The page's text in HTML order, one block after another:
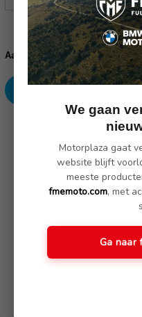
Huidige
voorraad:
Aantal:
Verhoog
aantallen:
Verlaag
aantallen:
Omschrijving (Nog geen
Wij leveren buddyseats die
lagere seats waardoor je
gevoerde seats voor meer
We gaan
Motorplaza gaat
website blijft
meeste
fmemoto.com, met
Ga naar